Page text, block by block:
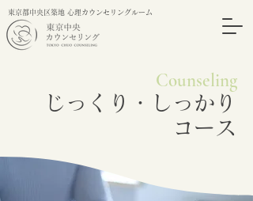
東京都中央区築地 心理カウンセリングルーム
Counseling
じっくり・しっかり
コース